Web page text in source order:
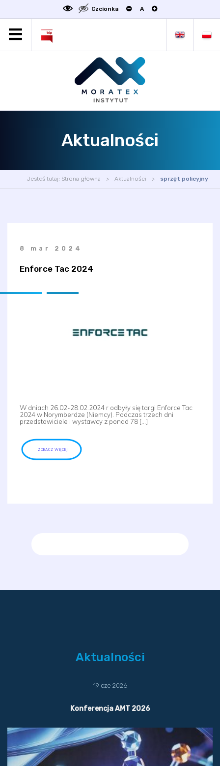
Czcionka A
OGŁOSZENIA
DEKLARACJA DOSTĘPNOŚCI
Aktualności
Jesteś tutaj: Strona główna Aktualności sprzęt policyjny
8 mar 2024
Enforce Tac 2024
W dniach 26.02-28.02.2024 r odbyły się targi Enforce Tac
2024 w Norymberdze (Niemcy). Podczas trzech dni
przedstawiciele i wystawcy z ponad 78 […]
ZOBACZ WIĘCEJ
Aktualności
19 cze 2026
Konferencja AMT 2026